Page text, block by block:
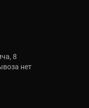
8
нет